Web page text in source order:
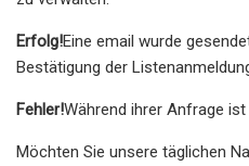
Erfolg!Eine email wurde
Bestätigung der
Fehler!Während ihrer Anfrage
Möchten Sie unsere täglichen